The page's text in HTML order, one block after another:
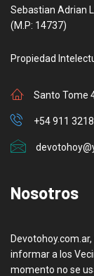
Sebastian Adrian
(M.P: 14737)
Propiedad
Santo Tome
+54 911
Nosotros
informar a los
momento no se